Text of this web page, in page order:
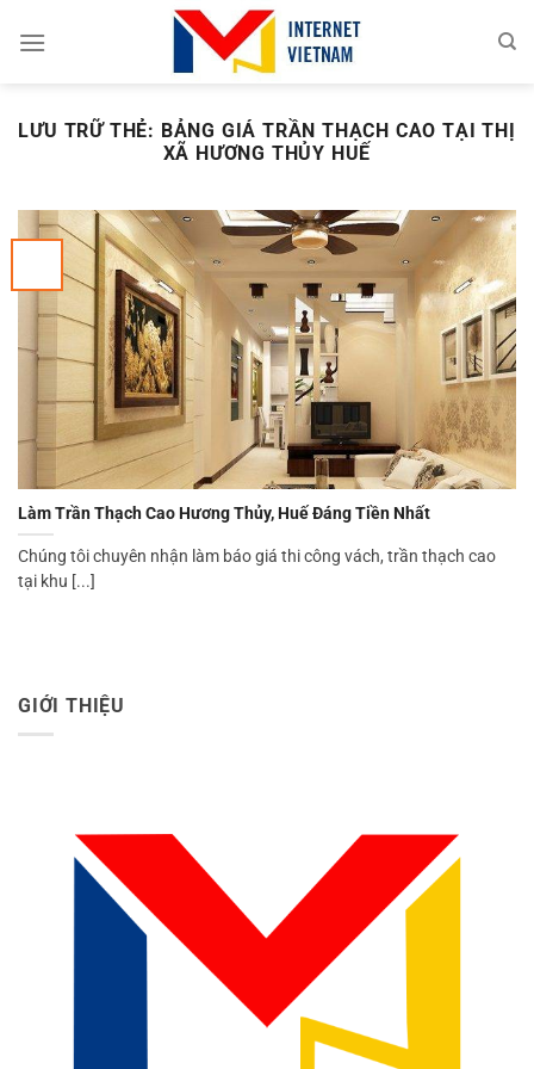
đến
LƯU TRỮ THẺ: BẢNG GIÁ TRẦN THẠCH CAO TẠI THỊ
XÃ HƯƠNG THỦY HUẾ
Làm Trần Thạch Cao Hương Thủy, Huế Đáng Tiền Nhất
Chúng tôi chuyên nhận làm báo giá thi công vách, trần thạch cao
tại khu [...]
GIỚI THIỆU